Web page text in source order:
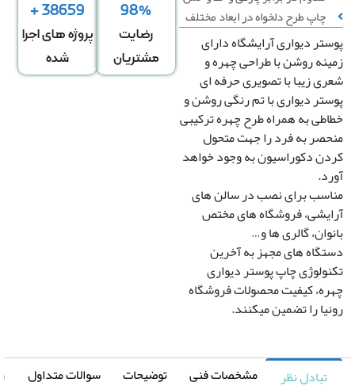
چاپ طرح دلخواه در ابعاد مختلف
عرض
دیوار
*
ارتفاع
دیوار
در عرض
+
کشیدگی در ارتفاع
-
+
سیاه و سفید
رونیا
چپ به راست
مساحت
قیمت کل
دیواری آرایشگاه دارای
روشن با طراحی چهره و
زیبا با تصویری حرفه ای
دیواری با تم رنگی روشن و
به همراه طرح چهره ترکیبی
به فرد را جهت متحول
دکوراسیون به وجود خواهد
برای نصب در سالن های
فروشگاه های مختص
گالری ها و…
های مجهز به آخرین
چاپ پوستر دیواری
کیفیت محصولات فروشگاه
را تضمین میکنند.
98%
رضایت
مشتریان
38659 +
پروژه های اجرا
تبادل نظر مشخصات فنی توضیحات سوالات متداول